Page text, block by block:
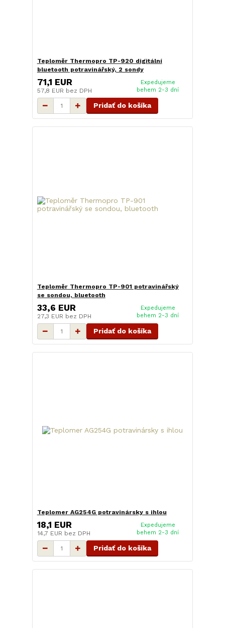
Teploměr Thermopro TP-920 digitální
bluetooth potravinářský, 2 sondy
71,1 EUR
57,8 EUR bez DPH
Expedujeme
behem 2-3 dní
Pridať do košíka
Teploměr Thermopro TP-901 potravinářský
se sondou, bluetooth
33,6 EUR
27,3 EUR bez DPH
Expedujeme
behem 2-3 dní
Pridať do košíka
Teplomer AG254G potravinársky s ihlou
18,1 EUR
14,7 EUR bez DPH
Expedujeme
behem 2-3 dní
Pridať do košíka